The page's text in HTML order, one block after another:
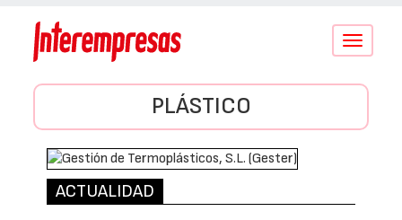
Conmutar
PLÁSTICO
ACTUALIDAD